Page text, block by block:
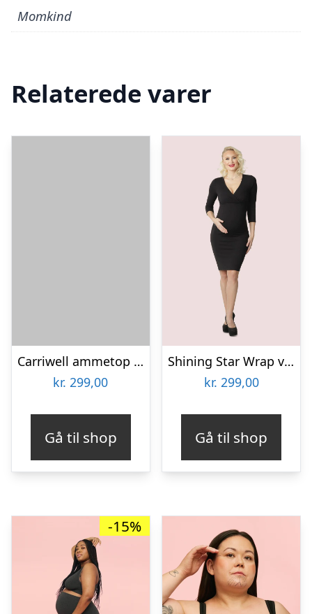
Momkind
Relaterede varer
Carriwell ammetop med shapewear, sort – small
kr. 299,00
Gå til shop
Shining Star Wrap vente- og ammekjole, sort – XS
kr. 299,00
Gå til shop
-15%